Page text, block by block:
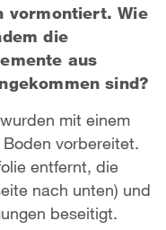
vormontiert. Wie
die
aus
sind?
mit einem
vorbereitet.
entfernt, die
nach unten) und
beseitigt.